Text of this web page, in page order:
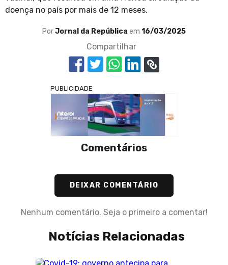
doença no país por mais de 12 meses.
PorJornal da República em 16/03/2025
Compartilhar
PUBLICIDADE
Comentários
DEIXAR COMENTÁRIO
Nenhum comentário. Seja o primeiro a comentar!
Notícias Relacionadas